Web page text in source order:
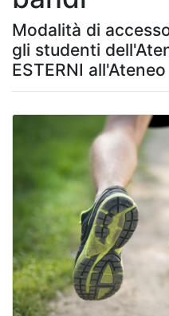
Modalità di
gli studenti
ESTERNI all'Ateneo